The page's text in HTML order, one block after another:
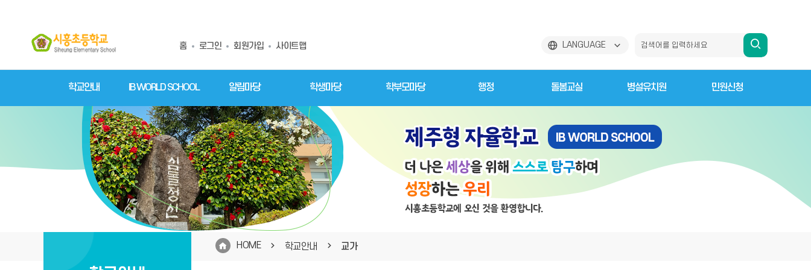
홈 로그인 회원가입 사이트맵 LANGUAGE
색
학교안내 IB WORLD SCHOOL 알림마당 학생마당 학부모마당 행정 돌봄교실 병설유치원 민원신청
HOME 학교안내 교가